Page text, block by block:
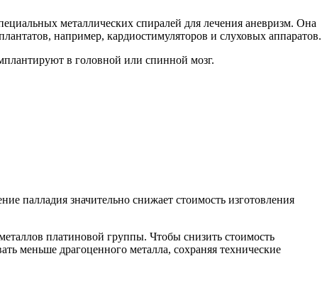
металлических спиралей для лечения аневризм. Она
например, кардиостимуляторов и слуховых аппаратов.
в головной или спинной мозг.
палладия значительно снижает стоимость изготовления
платиновой группы. Чтобы снизить стоимость
меньше драгоценного металла, сохраняя технические